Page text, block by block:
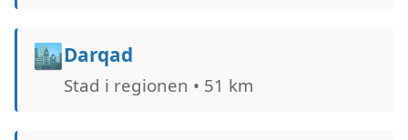
🏙️Darqad
Stad i regionen • 51 km